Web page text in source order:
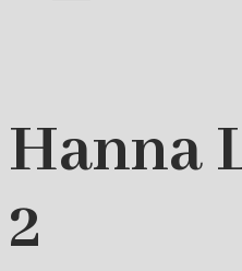
Hanna
2